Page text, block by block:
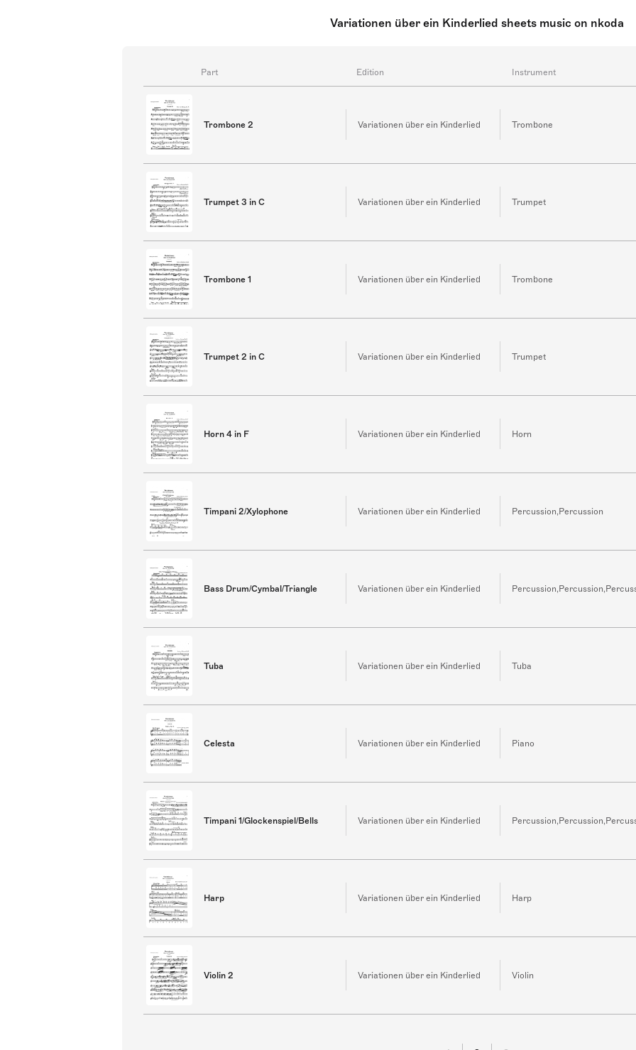
Variationen über ein Kinderlied sheets music on nkoda
Part Edition Instrument
Trombone 2 Variationen über ein Kinderlied Trombone
Trumpet 3 in C Variationen über ein Kinderlied Trumpet
Trombone 1 Variationen über ein Kinderlied Trombone
Trumpet 2 in C Variationen über ein Kinderlied Trumpet
Horn 4 in F Variationen über ein Kinderlied Horn
Timpani 2/Xylophone Variationen über ein Kinderlied Percussion,Percussion
Bass Drum/Cymbal/Triangle Variationen über ein Kinderlied
Tuba Variationen über ein Kinderlied Tuba
Celesta Variationen über ein Kinderlied Piano
Timpani 1/Glockenspiel/Bells Variationen über ein Kinderlied
Harp Variationen über ein Kinderlied Harp
Violin 2 Variationen über ein Kinderlied Violin